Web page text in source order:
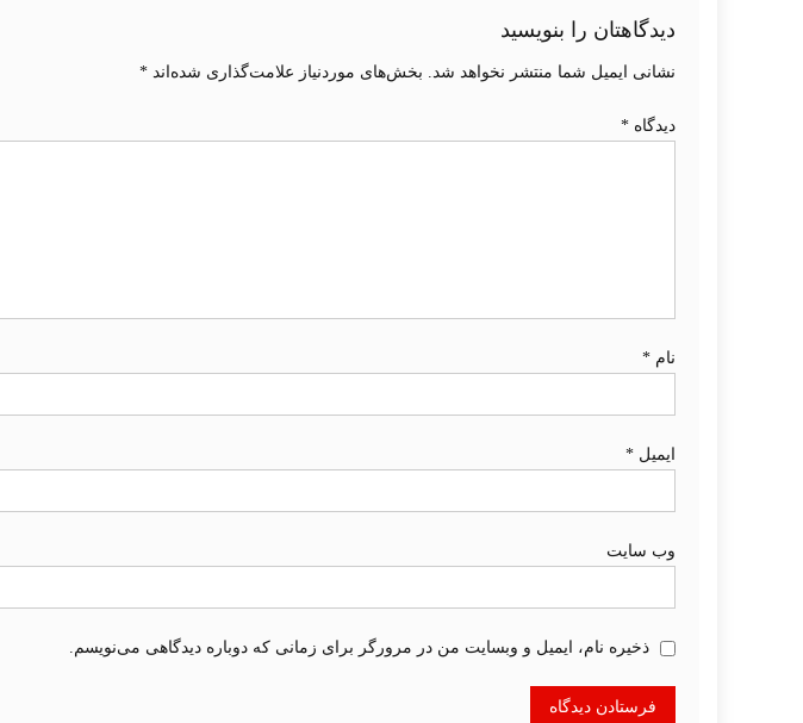
دیدگاهتان را بنویسید
نشانی ایمیل شما منتشر نخواهد شد. بخش‌های موردنیاز علامت‌گذاری شده‌اند *
دیدگاه *
نام *
ایمیل *
وب‌ سایت
ذخیره نام، ایمیل و وبسایت من در مرورگر برای زمانی که دوباره دیدگاهی می‌نویسم.